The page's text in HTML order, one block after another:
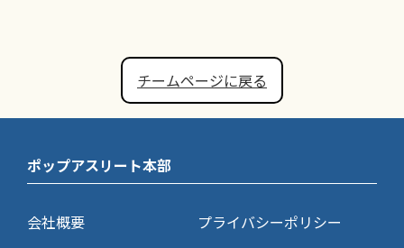
チームページに戻る
ポップアスリート本部
会社概要
プライバシーポリシー